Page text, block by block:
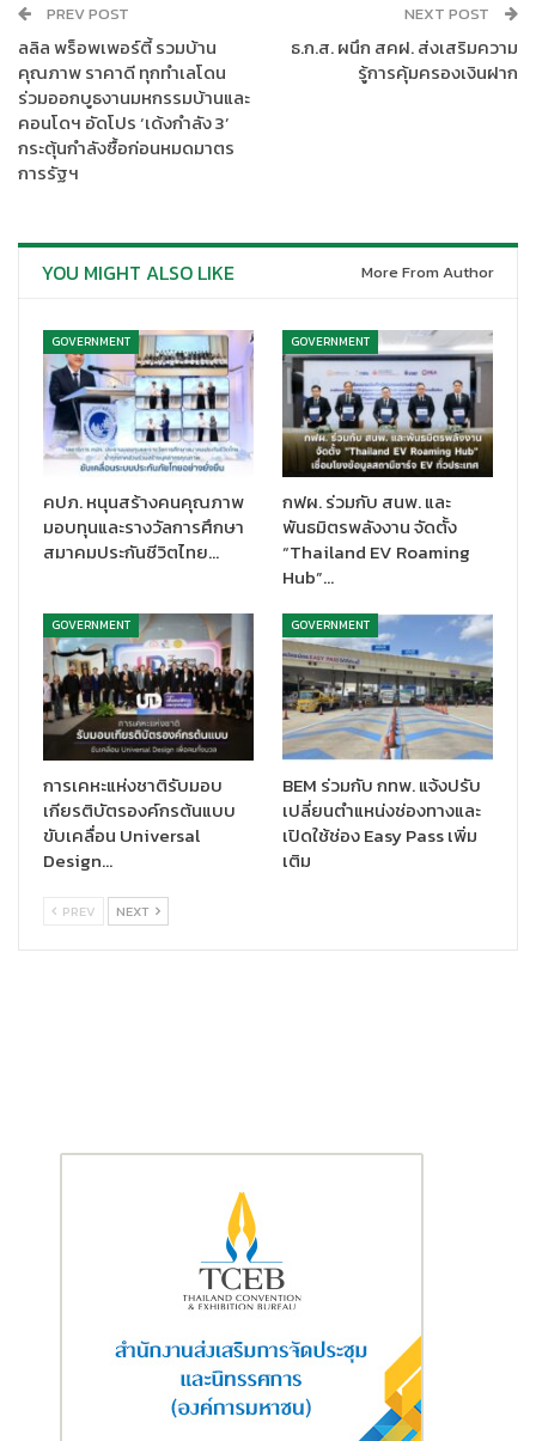
ถึง
57,336 เฮกตาร์ หรือ
ไร่ ซึ่งเป็นผลจากการให้ความ
สำคัญของการส่งเสริมการเกษตรที่ยั่งยืนในประเทศ
นายอัสนี มาลัมพุช ประธานเครือข่ายปาล์มน้ำมันยั่งยืนประเทศไทย
(TASPO)และประธานสมาคมโรงกลั่นน้ำมันปาล์มได้กล่าวว่า แม้
ประเทศไทยจะมีการส่งออกน้ำมันปาล์มส่วนเกินในช่วงไม่กี่ปีที่ผ่านมา
แต่ส่วนใหญ่เป็นน้ำมันปาล์มดิบ (
CPO)ที่ไม่มีมูลค่าเพิ่ม เราจำเป็นต้อง
ทำให้น้ำมันปาล์มที่ผลิตในประเทศไทยดึงดูดตลาดและมีคุณภาพสูง
ต้องเป็นผลิตภัณฑ์ที่ยั่งยืน มีคาร์บอนต่ำ และเป็นการค้าที่เป็นธรรม
“เกษตรกรต้องได้รับส่วนแบ่งที่เป็นธรรม และไม่ให้บริษัทเอกชนครอบ
ครองผลประโยชน์ทั้งหมด”ประธานเครือข่ายปาล์มน้ำมันยั่งยืน
ประเทศไทยกล่าวเน้นย้ำถึงความสำคัญในประเด็นนี้
การสนับสนุนเกษตรกรรายย่อยเป็นสิ่งสำคัญ
เกษตรกรรายย่อยเป็นกระดูกสันหลังของอุตสาหกรรมน้ำมันปาล์ม
ของประเทศไทย โดยคิดเป็นประมาณ 85% ของการผลิต เกษตรกร
รายย่อยในประเทศไทยถูกกำหนดให้เป็นเกษตรกรที่มีที่ดินน้อยกว่า 50
เฮกตาร์ (312.5 ไร่) และ ประเทศไทยเป็นประเทศแรกของโลกที่มีการจัด
ตั้งกลุ่มเกษตรกรรายย่อยอิสระที่ได้รับการรับรองจาก RSPO สี่กลุ่ม
ในการบรรยายสรุปครั้งนี้นางสาวรัฎดา ลาภหนุน ผู้จัดการด้าน
กล่าว “เกษตรกรรายย่อยส่วนใหญ่ในประเทศไทย
จัดการสวนปาล์มน้ำมันประมาณ 4 – 5 ไร่ และมักขาดทรัพยากรในการ
PREV POST
ลลิล พร็อพเพอร์ตี้ รวมบ้าน
คุณภาพ ราคาดี ทุกทำเลโดน
ร่วมออกบูธงานมหกรรมบ้านและ
คอนโดฯ อัดโปร ‘เด้งกำลัง 3’
กระตุ้นกำลังซื้อก่อนหมดมาตร
การรัฐฯ
NEXT POST
ธ.ก.ส. ผนึก สคฝ. ส่งเสริมความ
รู้การคุ้มครองเงินฝาก
YOU MIGHT ALSO LIKE More From Author
GOVERNMENT
คปภ. หนุนสร้างคนคุณภาพ
มอบทุนและรางวัลการศึกษา
สมาคมประกันชีวิตไทย…
GOVERNMENT
กฟผ. ร่วมกับ สนพ. และ
พันธมิตรพลังงาน จัดตั้ง
“Thailand EV Roaming
Hub”…
GOVERNMENT
การเคหะแห่งชาติรับมอบ
เกียรติบัตรองค์กรต้นแบบ
ขับเคลื่อน Universal
Design…
GOVERNMENT
BEM ร่วมกับ กทพ. แจ้งปรับ
เปลี่ยนตำแหน่งช่องทางและ
เปิดใช้ช่อง Easy Pass เพิ่ม
เติม
PREV NEXT